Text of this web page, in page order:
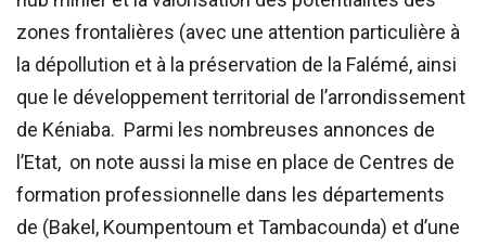
zones frontalières (avec une attention particulière à
la dépollution et à la préservation de la Falémé, ainsi
que le développement territorial de l’arrondissement
de Kéniaba. Parmi les nombreuses annonces de
l’Etat, on note aussi la mise en place de Centres de
formation professionnelle dans les départements
de (Bakel, Koumpentoum et Tambacounda) et d’une